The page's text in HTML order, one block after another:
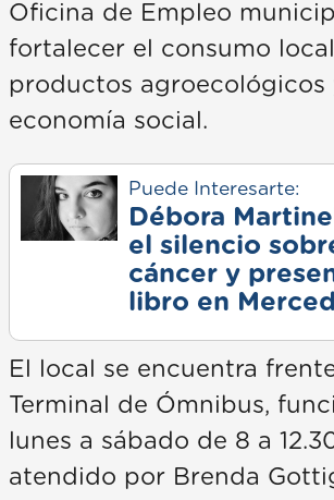
Oficina de Empleo
fortalecer el consumo
productos agroecológicos
economía social.
Puede Interesarte:
Débora
el silencio
cáncer y
libro en
El local se encuentra
Terminal de Ómnibus,
lunes a sábado de 8 a
atendido por Brenda